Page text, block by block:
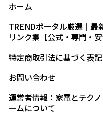
ホーム
TRENDポータル厳選｜最
リンク集【公式・専門・安
特定商取引法に基づく表
お問い合わせ
運営者情報：家電とテク
ームについて